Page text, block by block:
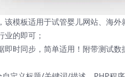
模板适用于试管婴儿网站、海
的即可；
时同步，简单适用！附带测试数